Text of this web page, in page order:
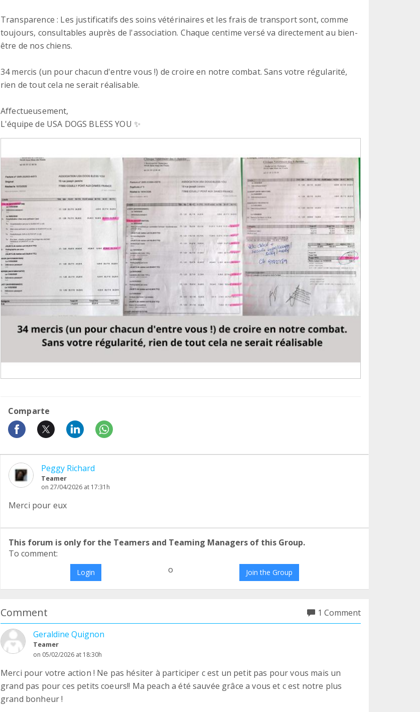
Transparence : Les justificatifs des soins vétérinaires et les frais de transport sont, comme
toujours, consultables auprès de l'association. Chaque centime versé va directement au bien-
être de nos chiens.
34 mercis (un pour chacun d'entre vous !) de croire en notre combat. Sans votre régularité,
rien de tout cela ne serait réalisable.
Affectueusement,
L'équipe de USA DOGS BLESS YOU ✨
Comparte
Peggy Richard
Teamer
on 27/04/2026 at 17:31h
Merci pour eux
This forum is only for the Teamers and Teaming Managers of this Group.
To comment:
Login o Join the Group
Comment
1 Comment
Geraldine Quignon
Teamer
on 05/02/2026 at 18:30h
Merci pour votre action ! Ne pas hésiter à participer c est un petit pas pour vous mais un
grand pas pour ces petits coeurs!! Ma peach a été sauvée grâce a vous et c est notre plus
grand bonheur !